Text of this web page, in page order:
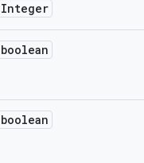
Integer
boolean
boolean